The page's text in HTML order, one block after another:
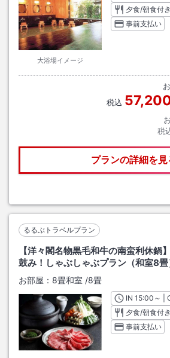
大浴場イメージ
夕食/朝食付き
事前支払い
税込
税
プランの詳細を見
るるぶトラベルプラン
【洋々閣名物黒毛和牛の南蛮利休
鼓み！しゃぶしゃぶプラン（和室8畳
お部屋： 8畳和室 /8畳
INチェック
15:00 ～ |
夕食/朝食付き
事前支払い